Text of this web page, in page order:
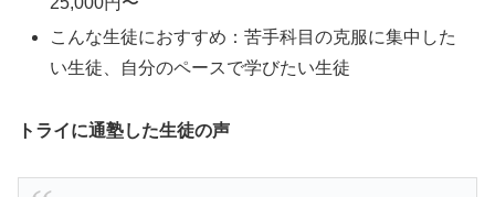
こんな生徒におすすめ：苦手科目の克服に集中した
い生徒、自分のペースで学びたい生徒
トライに通塾した生徒の声